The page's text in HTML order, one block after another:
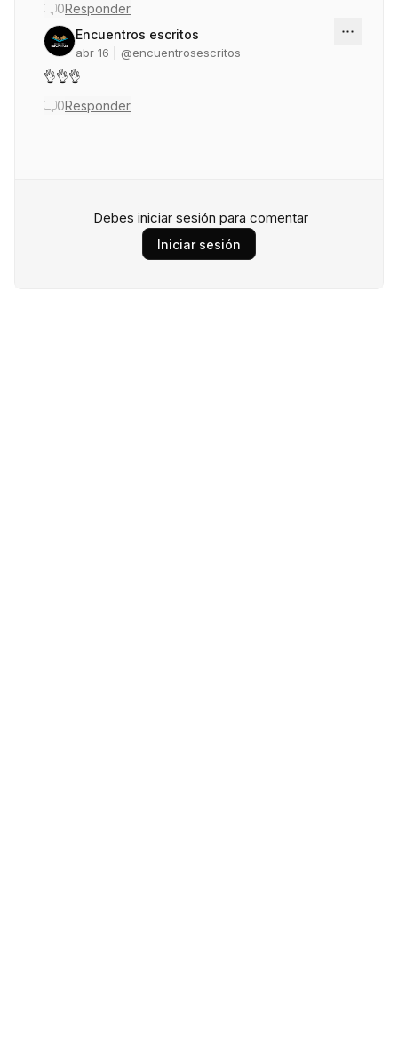
0Responder
Encuentros escritos
abr 16 | @encuentrosescritos
👌👌👌
0Responder
Debes iniciar sesión para comentar
Iniciar sesión